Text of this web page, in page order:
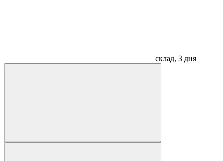
склад, 3 дня